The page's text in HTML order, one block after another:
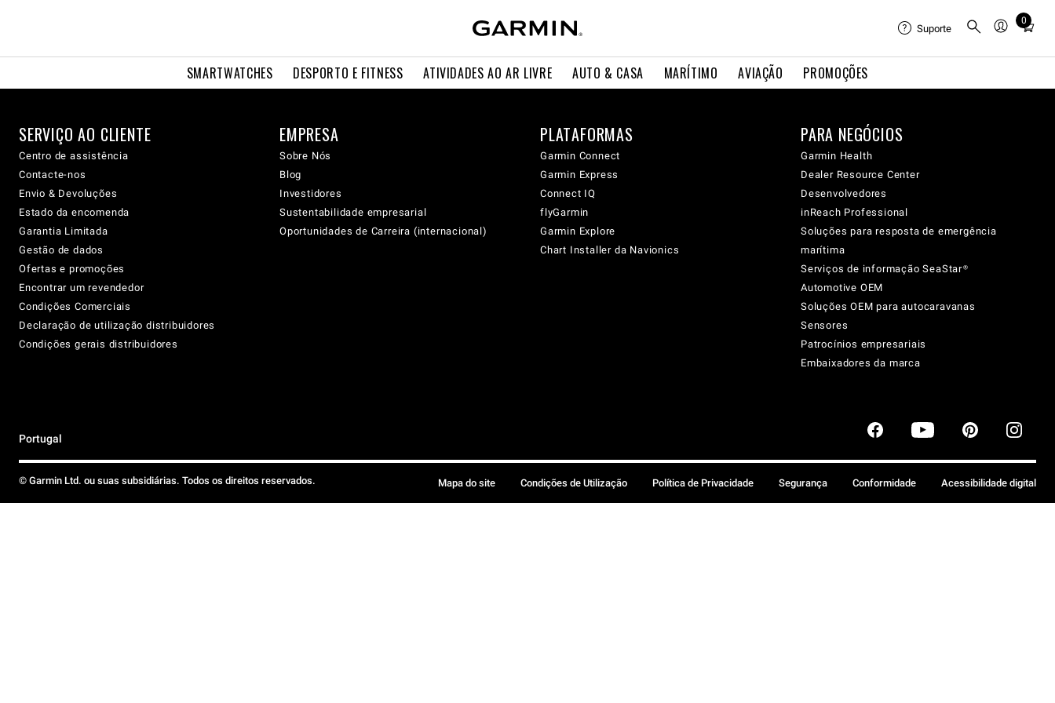
SMARTWATCHES DESPORTO E FITNESS ATIVIDADES AO AR LIVRE AUTO & CASA MARÍTIMO AVIAÇÃO PROMOÇÕES
Suporte
0
Total
cart:
SERVIÇO AO CLIENTE
Centro de assistência
Contacte-nos
Envio & Devoluções
Estado da encomenda
Garantia Limitada
Gestão de dados
Ofertas e promoções
Encontrar um revendedor
Condições Comerciais
Declaração de utilização distribuidores
Condições gerais distribuidores
EMPRESA
Sobre Nós
Blog
Investidores
Sustentabilidade empresarial
Oportunidades de Carreira (internacional)
PLATAFORMAS
Garmin Connect
Garmin Express
Connect IQ
flyGarmin
Garmin Explore
Chart Installer da Navionics
PARA NEGÓCIOS
Garmin Health
Dealer Resource Center
Desenvolvedores
inReach Professional
Soluções para resposta de emergência
marítima
Serviços de informação SeaStar®
Automotive OEM
Soluções OEM para autocaravanas
Sensores
Patrocínios empresariais
Embaixadores da marca
Portugal
© Garmin Ltd. ou suas subsidiárias. Todos os direitos reservados. Mapa do site Condições de Utilização Política de Privacidade Segurança Conformidade Acessibilidade digital